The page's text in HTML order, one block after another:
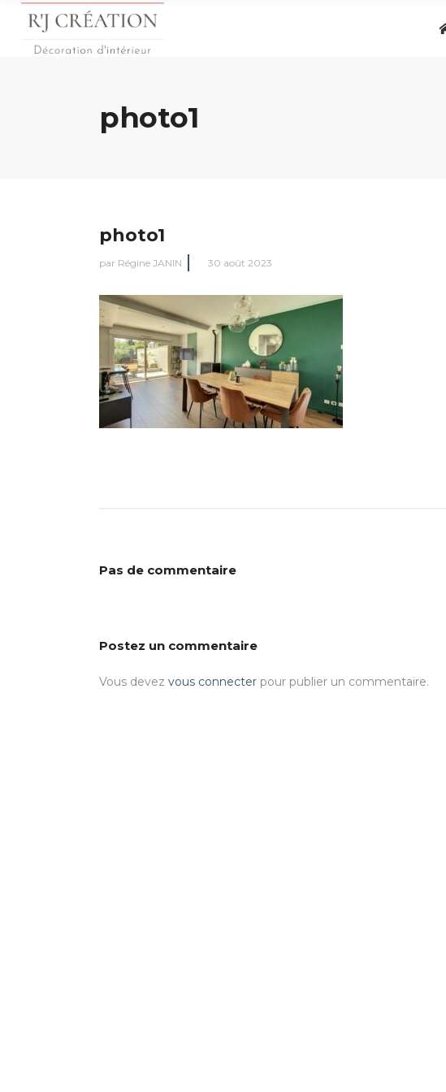
photo1
photo1
par Régine JANIN 30 août 2023
Pas de commentaire
Postez un commentaire
Vous devez vous connecter pour publier un commentaire.